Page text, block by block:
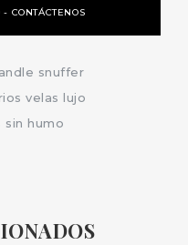
CONTÁCTENOS
snuffer
velas lujo
sin humo